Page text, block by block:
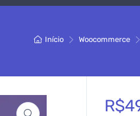
Início Woocommerce
R$